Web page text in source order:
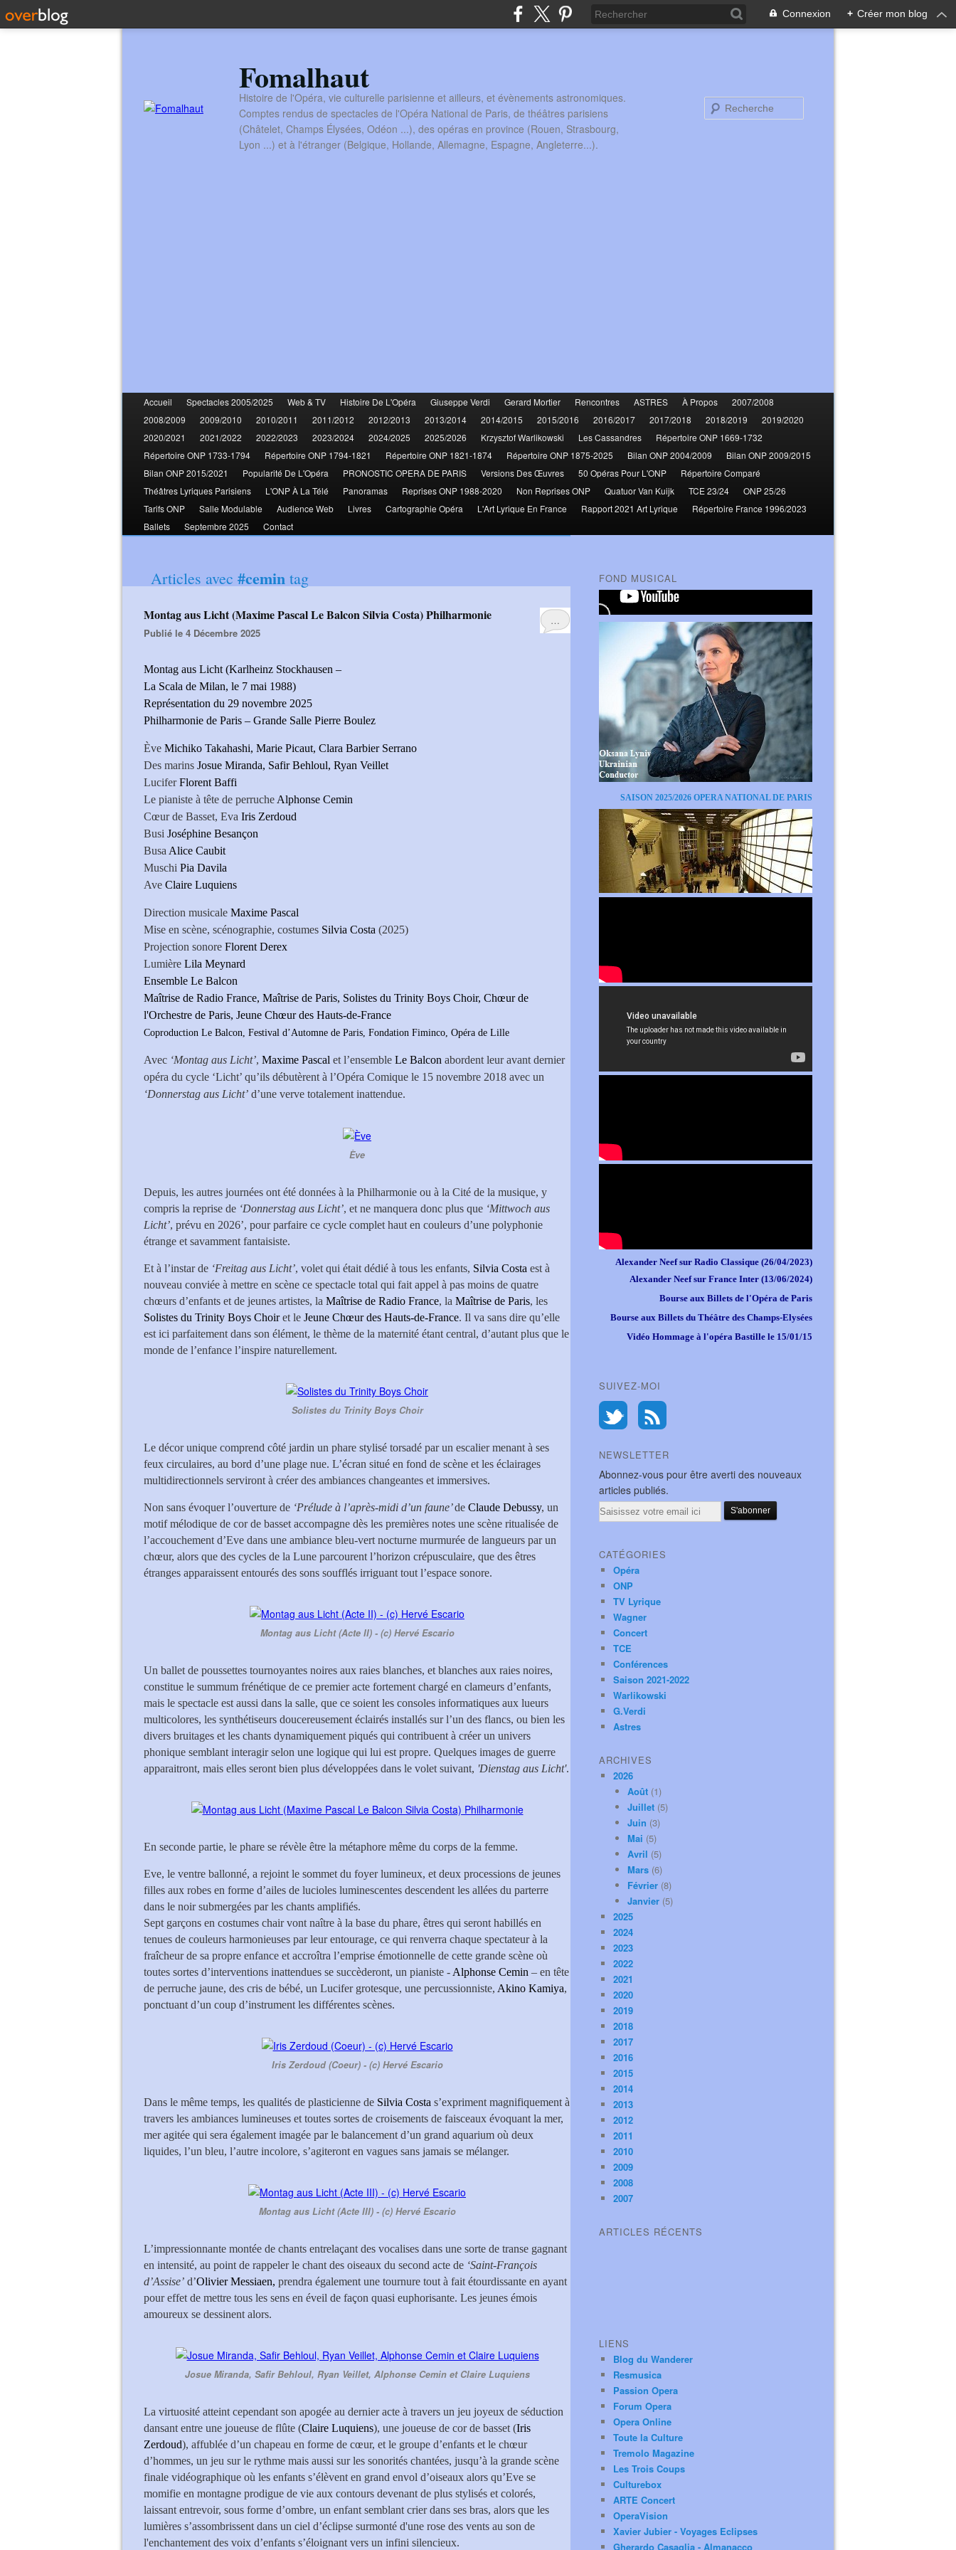
Connexion + Créer mon blog
Fomalhaut
Histoire de l'Opéra, vie culturelle parisienne et ailleurs, et évènements astronomiques.
Comptes rendus de spectacles de l'Opéra National de Paris, de théâtres parisiens
(Châtelet, Champs Élysées, Odéon ...), des opéras en province (Rouen, Strasbourg,
Lyon ...) et à l'étranger (Belgique, Hollande, Allemagne, Espagne, Angleterre...).
Accueil Spectacles 2005/2025 Web & TV Histoire De L'Opéra Giuseppe Verdi Gerard Mortier Rencontres ASTRES À Propos
2007/2008
2008/2009
2009/2010 2010/2011 2011/2012 2012/2013 2013/2014 2014/2015 2015/2016 2016/2017 2017/2018 2018/2019
2019/2020
2020/2021
2021/2022 2022/2023 2023/2024 2024/2025 2025/2026 Krzysztof Warlikowski Les Cassandres
Répertoire ONP 1669-1732
Répertoire ONP 1733-1794
Répertoire ONP 1794-1821 Répertoire ONP 1821-1874 Répertoire ONP 1875-2025 Bilan ONP 2004/2009
Bilan ONP 2009/2015
Bilan ONP 2015/2021
Popularité De L'Opéra PRONOSTIC OPERA DE PARIS Versions Des Œuvres 50 Opéras Pour L'ONP
Répertoire Comparé
Théâtres Lyriques Parisiens
L'ONP À La Télé Panoramas Reprises ONP 1988-2020 Non Reprises ONP Quatuor Van Kuijk TCE 23/24
ONP 25/26
Tarifs ONP
Salle Modulable Audience Web Livres Cartographie Opéra L'Art Lyrique En France Rapport 2021 Art Lyrique
Répertoire France 1996/2023
Ballets
Septembre 2025 Contact
Articles avec #cemin tag
…
Montag aus Licht (Maxime Pascal Le Balcon Silvia Costa) Philharmonie
Publié le 4 Décembre 2025
Montag aus Licht (Karlheinz Stockhausen –
La Scala de Milan, le 7 mai 1988)
Représentation du 29 novembre 2025
Philharmonie de Paris – Grande Salle Pierre Boulez
Ève Michiko Takahashi, Marie Picaut, Clara Barbier Serrano
Des marins Josue Miranda, Safir Behloul, Ryan Veillet
LuciferFlorent Baffi
Le pianiste à tête de perruche Alphonse Cemin
Cœur de Basset, Eva Iris Zerdoud
Busi Joséphine Besançon
Busa Alice Caubit
Muschi Pia Davila
Ave Claire Luquiens
Direction musicale Maxime Pascal
Mise en scène, scénographie, costumes Silvia Costa (2025)
Projection sonore Florent Derex
Lumière Lila Meynard
Ensemble Le Balcon
Maîtrise de Radio France, Maîtrise de Paris, Solistes du Trinity Boys Choir, Chœur de
l'Orchestre de Paris, Jeune Chœur des Hauts-de-France
Coproduction Le Balcon, Festival d’Automne de Paris, Fondation Fiminco, Opéra de Lille
Avec ‘Montag aus Licht’, Maxime Pascal et l’ensemble Le Balcon abordent leur avant dernier
opéra du cycle ‘Licht’ qu’ils débutèrent à l’Opéra Comique le 15 novembre 2018 avec un
‘Donnerstag aus Licht’ d’une verve totalement inattendue.
Ève
Depuis, les autres journées ont été données à la Philharmonie ou à la Cité de la musique, y
compris la reprise de ‘Donnerstag aus Licht’, et ne manquera donc plus que ‘Mittwoch aus
Licht’, prévu en 2026’, pour parfaire ce cycle complet haut en couleurs d’une polyphonie
étrange et savamment fantaisiste.
Et à l’instar de ‘Freitag aus Licht’, volet qui était dédié à tous les enfants, Silvia Costa est à
nouveau conviée à mettre en scène ce spectacle total qui fait appel à pas moins de quatre
chœurs d’enfants et de jeunes artistes, la Maîtrise de Radio France, la Maîtrise de Paris, les
Solistes du Trinity Boys Choiret le Jeune Chœur des Hauts-de-France. Il va sans dire qu’elle
est ici parfaitement dans son élément, le thème de la maternité étant central, d’autant plus que le
monde de l’enfance l’inspire naturellement.
Solistes du Trinity Boys Choir
Le décor unique comprend côté jardin un phare stylisé torsadé par un escalier menant à ses
feux circulaires, au bord d’une plage nue. L’écran situé en fond de scène et les éclairages
multidirectionnels serviront à créer des ambiances changeantes et immersives.
Non sans évoquer l’ouverture de ‘Prélude à l’après-midi d’un faune’de Claude Debussy, un
motif mélodique de cor de basset accompagne dès les premières notes une scène ritualisée de
l’accouchement d’Eve dans une ambiance bleu-vert nocturne murmurée de langueurs par un
chœur, alors que des cycles de la Lune parcourent l’horizon crépusculaire, que des êtres
étranges apparaissent entourés des sons soufflés irriguant tout l’espace sonore.
Montag aus Licht (Acte II) - (c) Hervé Escario
Un ballet de poussettes tournoyantes noires aux raies blanches, et blanches aux raies noires,
constitue le summum frénétique de ce premier acte fortement chargé en clameurs d’enfants,
mais le spectacle est aussi dans la salle, que ce soient les consoles informatiques aux lueurs
multicolores, les synthétiseurs doucereusement éclairés installés sur l’un des flancs, ou bien les
divers bruitages et les chants dynamiquement piqués qui contribuent à créer un univers
phonique semblant interagir selon une logique qui lui est propre. Quelques images de guerre
apparaitront, mais elles seront bien plus développées dans le volet suivant, 'Dienstag aus Licht'.
En seconde partie, le phare se révèle être la métaphore même du corps de la femme.
Eve, le ventre ballonné, a rejoint le sommet du foyer lumineux, et deux processions de jeunes
filles aux robes en forme d’ailes de lucioles luminescentes descendent les allées du parterre
dans le noir submergées par les chants amplifiés.
Sept garçons en costumes chair vont naître à la base du phare, êtres qui seront habillés en
tenues de couleurs harmonieuses par leur entourage, ce qui renverra chaque spectateur à la
fraîcheur de sa propre enfance et accroîtra l’emprise émotionnelle de cette grande scène où
toutes sortes d’interventions inattendues se succèderont, un pianiste - Alphonse Cemin – en tête
de perruche jaune, des cris de bébé, un Lucifer grotesque, une percussionniste, Akino Kamiya,
ponctuant d’un coup d’instrument les différentes scènes.
Iris Zerdoud (Coeur) - (c) Hervé Escario
Dans le même temps, les qualités de plasticienne de Silvia Costa s’expriment magnifiquement à
travers les ambiances lumineuses et toutes sortes de croisements de faisceaux évoquant la mer,
mer agitée qui sera également imagée par le balancement d’un grand aquarium où deux
liquides, l’un bleu, l’autre incolore, s’agiteront en vagues sans jamais se mélanger.
Montag aus Licht (Acte III) - (c) Hervé Escario
L’impressionnante montée de chants entrelaçant des vocalises dans une sorte de transe gagnant
en intensité, au point de rappeler le chant des oiseaux du second acte de ‘Saint-François
d’Assise’ d’Olivier Messiaen, prendra également une tournure tout à fait étourdissante en ayant
pour effet de mettre tous les sens en éveil de façon quasi euphorisante. Les jeunes émois
amoureux se dessinent alors.
Josue Miranda, Safir Behloul, Ryan Veillet, Alphonse Cemin et Claire Luquiens
La virtuosité atteint cependant son apogée au dernier acte à travers un jeu joyeux de séduction
dansant entre une joueuse de flûte (Claire Luquiens), une joueuse de cor de basset (Iris
Zerdoud), affublée d’un chapeau en forme de cœur, et le groupe d’enfants et le chœur
d’hommes, un jeu sur le rythme mais aussi sur les sonorités chantées, jusqu’à la grande scène
finale vidéographique où les enfants s’élèvent en grand envol d’oiseaux alors qu’Eve se
momifie en montagne prodigue de vie aux contours devenant de plus stylisés et colorés,
laissant entrevoir, sous forme d’ombre, un enfant semblant crier dans ses bras, alors que les
lumières s’assombrissent dans un ciel d’éclipse surmonté d'une rose des vents au son de
l'enchantement des voix d’enfants s’éloignant vers un infini silencieux.
FOND MUSICAL
SAISON 2025/2026 OPERA NATIONAL DE PARIS
Alexander Neef sur Radio Classique (26/04/2023)
Alexander Neef sur France Inter (13/06/2024)
Bourse aux Billets de l'Opéra de Paris
Bourse aux Billets du Théâtre des Champs-Elysées
Vidéo Hommage à l'opéra Bastille le 15/01/15
SUIVEZ-MOI
NEWSLETTER
Abonnez-vous pour être averti des nouveaux
articles publiés.
Email
CATÉGORIES
Opéra
ONP
TV Lyrique
Wagner
Concert
TCE
Conférences
Saison 2021-2022
Warlikowski
G.Verdi
Astres
ARCHIVES
2026
Août (1)
Juillet (5)
Juin (3)
Mai (5)
Avril (5)
Mars (6)
Février (8)
Janvier (5)
2025
2024
2023
2022
2021
2020
2019
2018
2017
2016
2015
2014
2013
2012
2011
2010
2009
2008
2007
ARTICLES RÉCENTS
LIENS
Blog du Wanderer
Resmusica
Passion Opera
Forum Opera
Opera Online
Toute la Culture
Tremolo Magazine
Les Trois Coups
Culturebox
ARTE Concert
OperaVision
Xavier Jubier - Voyages Eclipses
Gherardo Casaglia - Almanacco